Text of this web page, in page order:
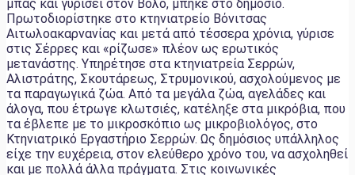
μπας και γυρίσει στον Βόλο, μπήκε στο δημόσιο.
Πρωτοδιορίστηκε στο κτηνιατρείο Βόνιτσας
Αιτωλοακαρνανίας και μετά από τέσσερα χρόνια, γύρισε
στις Σέρρες και «ρίζωσε» πλέον ως ερωτικός
μετανάστης. Υπηρέτησε στα κτηνιατρεία Σερρών,
Αλιστράτης, Σκουτάρεως, Στρυμονικού, ασχολούμενος με
τα παραγωγικά ζώα. Από τα μεγάλα ζώα, αγελάδες και
άλογα, που έτρωγε κλωτσιές, κατέληξε στα μικρόβια, που
τα έβλεπε με το μικροσκόπιο ως μικροβιολόγος, στο
Κτηνιατρικό Εργαστήριο Σερρών. Ως δημόσιος υπάλληλος
είχε την ευχέρεια, στον ελεύθερο χρόνο του, να ασχοληθεί
και με πολλά άλλα πράγματα. Στις κοινωνικές